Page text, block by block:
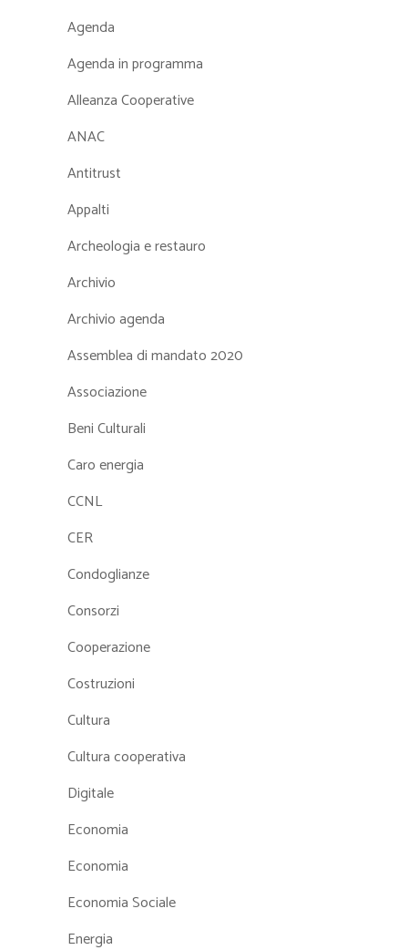
Agenda
Agenda in programma
Alleanza Cooperative
ANAC
Antitrust
Appalti
Archeologia e restauro
Archivio
Archivio agenda
Assemblea di mandato 2020
Associazione
Beni Culturali
Caro energia
CCNL
CER
Condoglianze
Consorzi
Cooperazione
Costruzioni
Cultura
Cultura cooperativa
Digitale
Economia
Economia
Economia Sociale
Energia